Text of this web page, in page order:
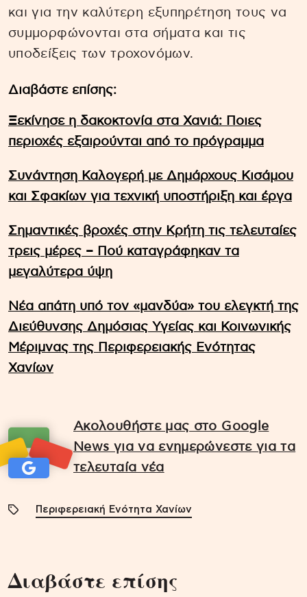
και για την καλύτερη εξυπηρέτηση τους να
συμμορφώνονται στα σήματα και τις
υποδείξεις των τροχονόμων.
Διαβάστε επίσης:
Ξεκίνησε η δακοκτονία στα Χανιά: Ποιες
περιοχές εξαιρούνται από το πρόγραμμα
Συνάντηση Καλογερή με Δημάρχους Κισάμου
και Σφακίων για τεχνική υποστήριξη και έργα
Σημαντικές βροχές στην Κρήτη τις τελευταίες
τρεις μέρες – Πού καταγράφηκαν τα
μεγαλύτερα ύψη
Νέα απάτη υπό τον «μανδύα» του ελεγκτή της
Διεύθυνσης Δημόσιας Υγείας και Κοινωνικής
Μέριμνας της Περιφερειακής Ενότητας
Χανίων
Ακολουθήστε μας στο Google
News για να ενημερώνεστε για τα
τελευταία νέα
Περιφερειακή Ενότητα Χανίων
Διαβάστε επίσης